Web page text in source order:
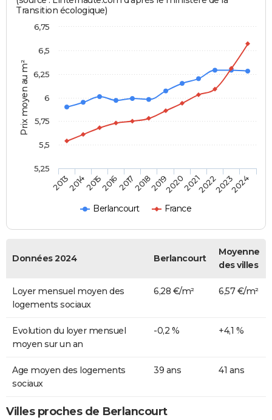
Prix moyen au m²
Transition écologique)
Berlancourt France
201320142015201620172018201920202021202220232024
5,25
5,5
5,75
6
6,25
6,5
6,75
Données 2024 Berlancourt
Moyenne
des villes
Loyer mensuel moyen des
logements sociaux
6,28 €/m² 6,57 €/m²
Evolution du loyer mensuel
moyen sur un an
-0,2 % +4,1 %
Age moyen des logements
sociaux
39 ans 41 ans
Villes proches de Berlancourt